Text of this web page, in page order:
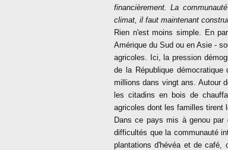
financièrement. La
climat, il faut maintenant
Rien n'est moins simple. En
Amérique du Sud ou en Asie -
agricoles. Ici, la pression
de la République
millions dans vingt ans. Autour
les citadins en bois de
agricoles dont les familles tirent
Dans ce pays mis à genou par
difficultés que la communauté
plantations d'hévéa et de café,